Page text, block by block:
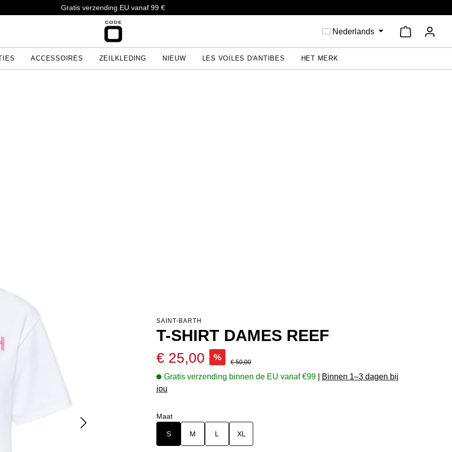
Gratis verzending EU vanaf 99 €
Nederlands
ACCESSOIRES ZEILKLEDING NIEUW LES VOILES D'ANTIBES HET MERK
SAINT-BARTH
T-SHIRT DAMES REEF
Verkoopprijs:
€ 25,00 % Normale prijs:
€ 50,00
Gratis verzending binnen de EU vanaf €99
Binnen 1–3 dagen bij
jou
Selecteer
Maat
S M L XL